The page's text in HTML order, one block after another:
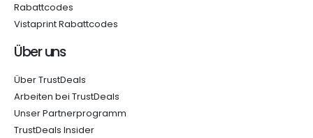
Rabattcodes
Vistaprint Rabattcodes
Über uns
Über TrustDeals
Arbeiten bei TrustDeals
Unser Partnerprogramm
TrustDeals Insider